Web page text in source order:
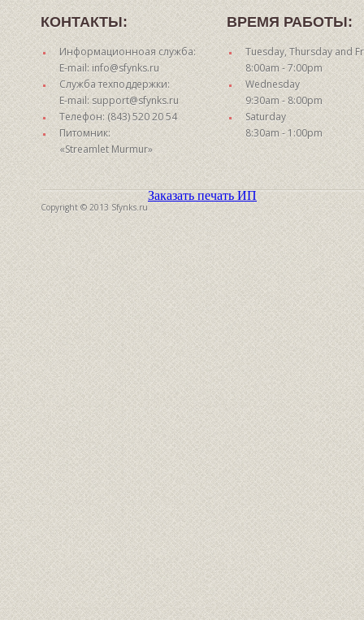
КОНТАКТЫ:
Информационноая служба:
E-mail: info@sfynks.ru
Служба техподдержки:
E-mail: support@sfynks.ru
Телефон: (843) 520 20 54
Питомник:
«Streamlet Murmur»
ВРЕМЯ РАБОТЫ:
Tuesday, Thursday and
8:00am - 7:00pm
Wednesday
9:30am - 8:00pm
Saturday
8:30am - 1:00pm
Copyright © 2013 Sfynks.ru
Заказать печать ИП